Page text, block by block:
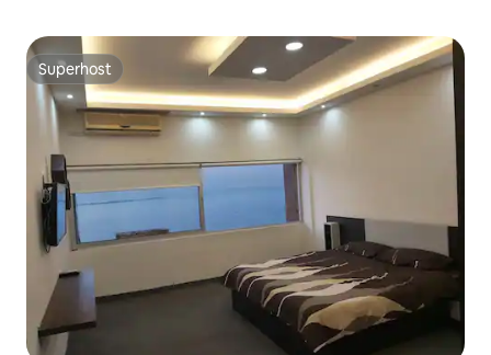
Superhost
Superhost